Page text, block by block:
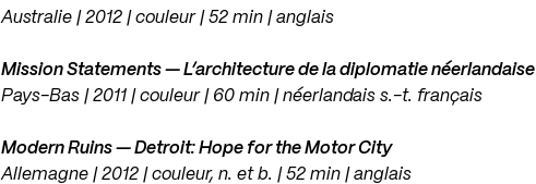
Australie | 2012 | couleur | 52 min | anglais
Mission Statements — L’architecture de la diplomatie néerlandaise
Pays-Bas | 2011 | couleur | 60 min | néerlandais s.-t. français
Modern Ruins — Detroit: Hope for the Motor City
Allemagne | 2012 | couleur, n. et b. | 52 min | anglais